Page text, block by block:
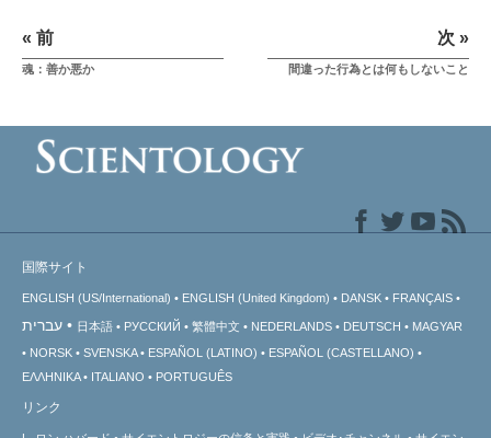
« 前
魂：善か悪か
次 »
間違った行為とは何もしないこと
国際サイト
ENGLISH (US/International) ENGLISH (United Kingdom) DANSK FRANÇAIS
עברית 日本語 РУССКИЙ 繁體中文 NEDERLANDS DEUTSCH
MAGYAR
NORSK
SVENSKA ESPAÑOL (LATINO)
ESPAÑOL (CASTELLANO)
ΕΛΛΗΝΙΚA
ITALIANO PORTUGUÊS
リンク